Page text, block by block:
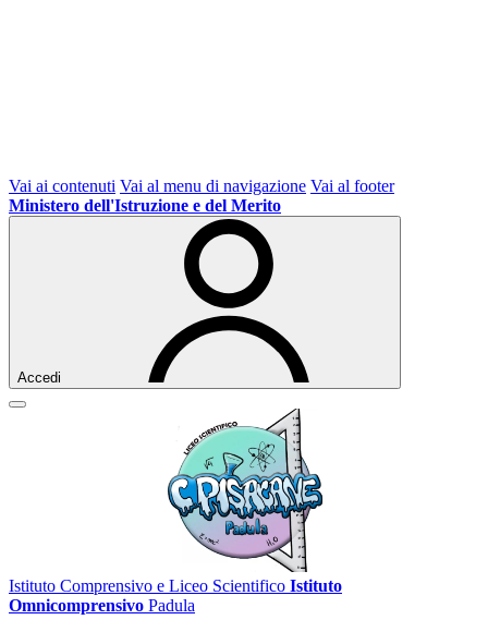
Vai ai contenuti Vai al menu di navigazione Vai al footer
Ministero dell'Istruzione e del Merito
Accedi
Istituto Comprensivo e Liceo Scientifico Istituto
Omnicomprensivo Padula